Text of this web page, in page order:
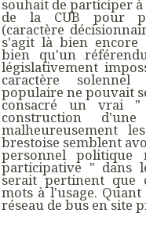
souhait de participer
de la CUB pour
(caractère
s'agit là bien encore
bien qu'un
législativement
caractère
populaire ne pouvait
consacré un vrai
construction
malheureusement
brestoise semblent
personnel politique
participative " dans
serait pertinent que
mots à l'usage.
réseau de bus en site